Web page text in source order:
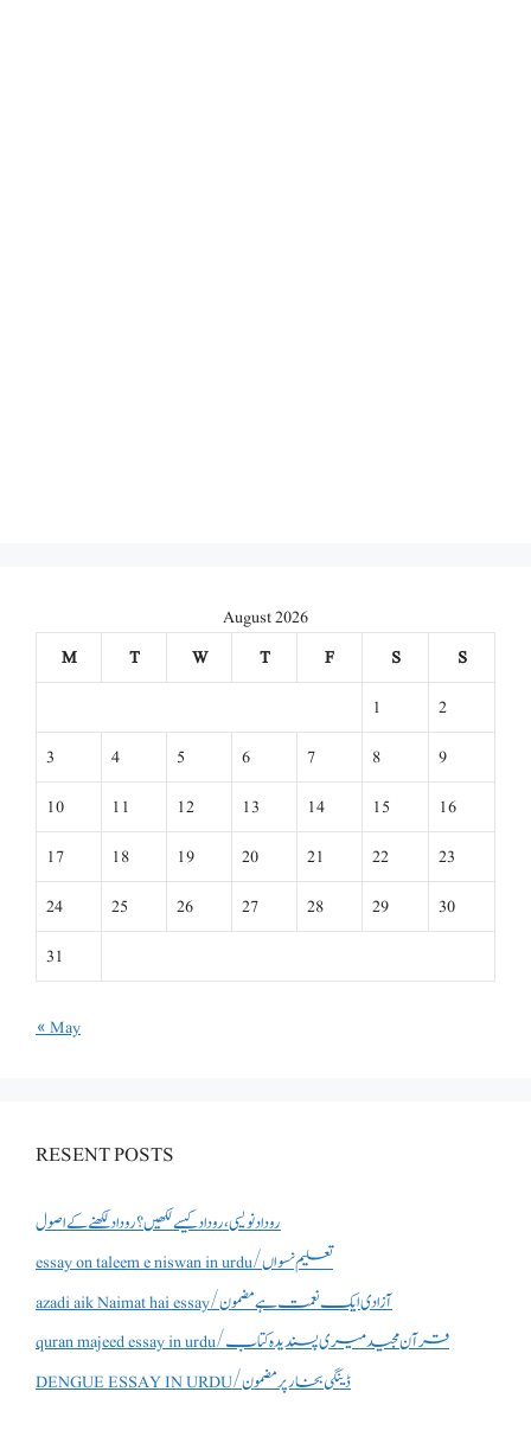
August 2026
M
T W T F S
S
1
2
3
4 5 6 7 8
9
10
11 12 13 14 15
16
17
18 19 20 21 22
23
24
25 26 27 28 29
30
31
« May
RESENT POSTS
روداد نویسی ،روداد کیسے لکھیں؟ روداد لکھنے کے اصول
essay on taleem e niswan in urdu/تعلیم نسواں
azadi aik Naimat hai essay/آزادی ایک نعمت ہے مضمون
quran majeed essay in urdu/قرآن مجید میری پسندیدہ کتاب
DENGUE ESSAY IN URDU/ڈینگی بخار پر مضمون